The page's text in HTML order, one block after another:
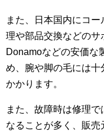
また、日本国内にコ
理や部品交換などのサ
Donamoなどの安価な
め、腕や脚の毛には
かかります。
また、故障時は修理
なることが多く、販